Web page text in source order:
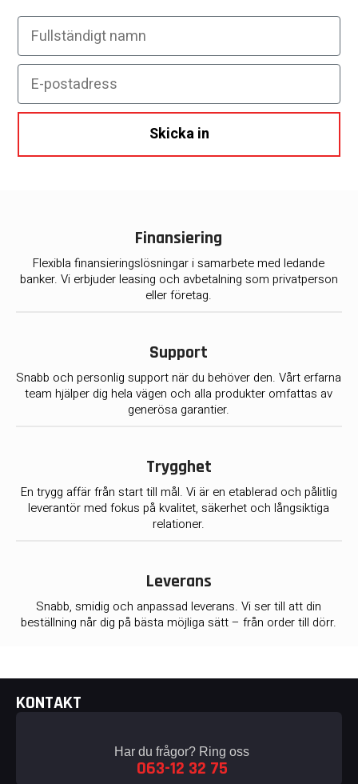
Fullständigt namn
E-postadress
Skicka in
Finansiering
Flexibla finansieringslösningar i samarbete med ledande
banker. Vi erbjuder leasing och avbetalning som privatperson
eller företag.
Support
Snabb och personlig support när du behöver den. Vårt erfarna
team hjälper dig hela vägen och alla produkter omfattas av
generösa garantier.
Trygghet
En trygg affär från start till mål. Vi är en etablerad och pålitlig
leverantör med fokus på kvalitet, säkerhet och långsiktiga
relationer.
Leverans
Snabb, smidig och anpassad leverans. Vi ser till att din
beställning når dig på bästa möjliga sätt – från order till dörr.
KONTAKT
Har du frågor? Ring oss
063-12 32 75